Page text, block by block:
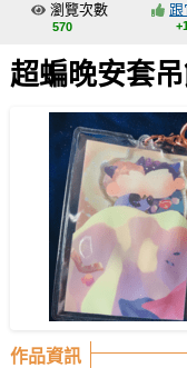
交流中心
攤位轉讓區
會員中心
註冊會員
登入
瀏覽次數
570
超蝙晚安套
作品資訊